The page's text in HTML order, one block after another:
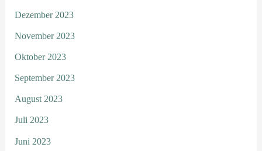
Dezember 2023
November 2023
Oktober 2023
September 2023
August 2023
Juli 2023
Juni 2023